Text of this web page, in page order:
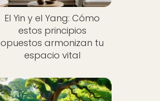
El Yin y el Yang: Cómo
estos principios
opuestos armonizan tu
espacio vital